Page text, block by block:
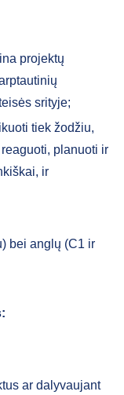
projektų
srityje;
tiek žodžiu,
planuoti ir
ir
bei anglų (C1 ir
ar dalyvaujant